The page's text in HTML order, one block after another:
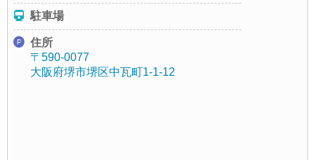
駐車場
住所
〒590-0077
大阪府堺市堺区中瓦町1-1-12